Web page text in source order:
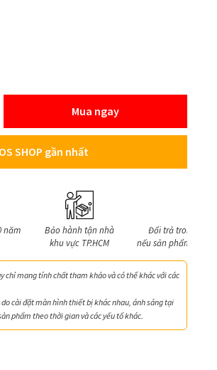
Mua ngay
SHOP gần nhất
năm
Bảo hành tận nhà
khu vực TP.HCM
Đổi trả trong 7
nếu sản phẩm lỗi kỹ
chỉ mang tính chất tham khảo và có thể khác với các
cài đặt màn hình thiết bị khác nhau, ánh sáng tại
phẩm theo thời gian và các yếu tố khác.